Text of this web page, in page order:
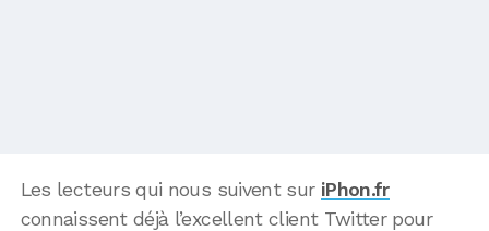
Les lecteurs qui nous suivent sur iPhon.fr
connaissent déjà l’excellent client Twitter pour